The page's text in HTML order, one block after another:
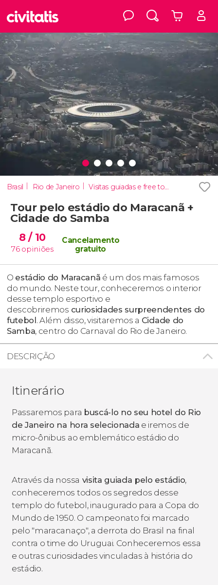
Brasil Rio de Janeiro Visitas guiadas e free tours
Tour pelo estádio do Maracanã +
Cidade do Samba
8/ 10
76 opiniões
Cancelamento
gratuito
O estádio do Maracanã é um dos mais famosos
do mundo. Neste tour, conheceremos o interior
desse templo esportivo e
descobriremos curiosidades surpreendentes do
futebol. Além disso, visitaremos a Cidade do
Samba, centro do Carnaval do Rio de Janeiro.
DESCRIÇÃO
Itinerário
Passaremos para buscá-lo no seu hotel do Rio
de Janeiro na hora selecionada e iremos de
micro-ônibus ao emblemático estádio do
Maracanã.
Através da nossa visita guiada pelo estádio,
conheceremos todos os segredos desse
templo do futebol, inaugurado para a Copa do
Mundo de 1950. O campeonato foi marcado
pelo "maracanaço", a derrota do Brasil na final
contra o time do Uruguai. Conheceremos essa
e outras curiosidades vinculadas à história do
estádio.